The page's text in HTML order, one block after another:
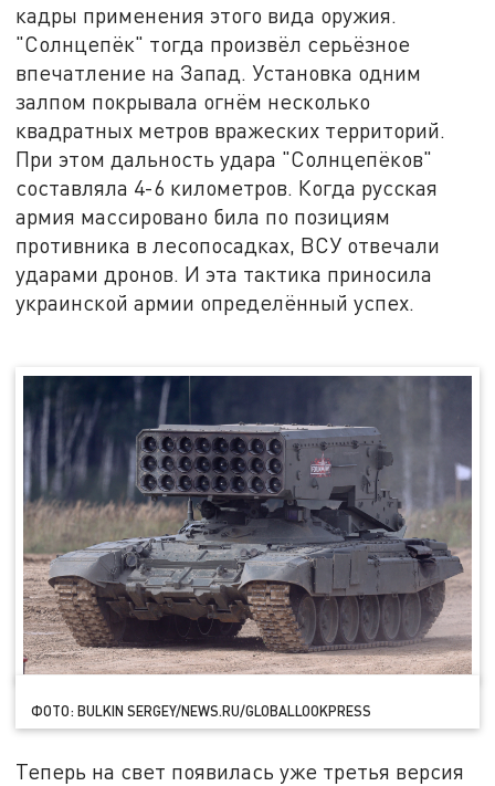
кадры применения этого вида оружия.
"Солнцепёк" тогда произвёл серьёзное
впечатление на Запад. Установка одним
залпом покрывала огнём несколько
квадратных метров вражеских территорий.
При этом дальность удара "Солнцепёков"
составляла 4-6 километров. Когда русская
армия массировано била по позициям
противника в лесопосадках, ВСУ отвечали
ударами дронов. И эта тактика приносила
украинской армии определённый успех.
ФОТО: BULKIN SERGEY/NEWS.RU/GLOBALLOOKPRESS
Теперь на свет появилась уже третья версия